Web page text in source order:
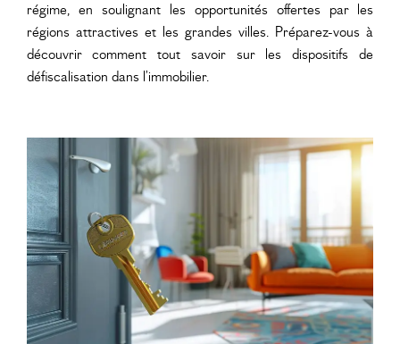
régime, en soulignant les opportunités offertes par les
régions attractives et les grandes villes. Préparez-vous à
découvrir commenttout savoir sur les dispositifs de
défiscalisation dans l’immobilier.